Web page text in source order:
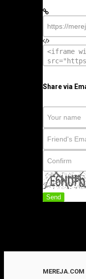
Share via
Send
MEREJA.COM